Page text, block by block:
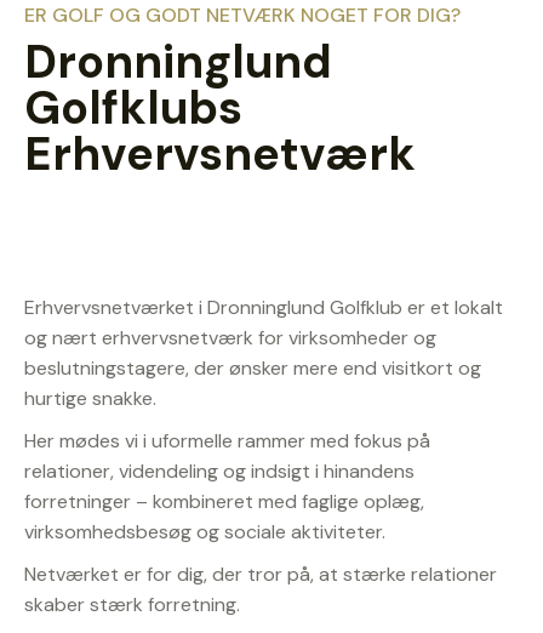
ER GOLF OG GODT NETVÆRK NOGET FOR DIG?
Dronninglund
Golfklubs
Erhvervsnetværk
Erhvervsnetværket i Dronninglund Golfklub er et lokalt
og nært erhvervsnetværk for virksomheder og
beslutningstagere, der ønsker mere end visitkort og
hurtige snakke.
Her mødes vi i uformelle rammer med fokus på
relationer, videndeling og indsigt i hinandens
forretninger – kombineret med faglige oplæg,
virksomhedsbesøg og sociale aktiviteter.
Netværket er for dig, der tror på, at stærke relationer
skaber stærk forretning.